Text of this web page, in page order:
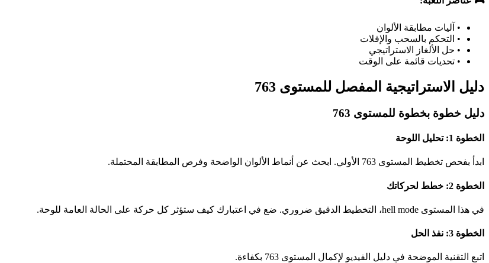
• آليات مطابقة الألوان
• التحكم بالسحب والإفلات
• حل الألغاز الاستراتيجي
• تحديات قائمة على الوقت
دليل الاستراتيجية المفصل للمستوى 763
دليل خطوة بخطوة للمستوى 763
الخطوة 1: تحليل اللوحة
ابدأ بفحص تخطيط المستوى 763 الأولي. ابحث عن أنماط الألوان الواضحة وفرص المطابقة المحتملة.
الخطوة 2: خطط لحركاتك
في هذا المستوى hell mode، التخطيط الدقيق ضروري. ضع في اعتبارك كيف ستؤثر كل حركة على الحالة العامة للوحة.
الخطوة 3: نفذ الحل
اتبع التقنية الموضحة في دليل الفيديو لإكمال المستوى 763 بكفاءة.